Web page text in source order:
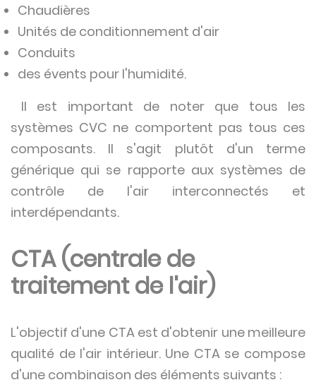
Chaudières
Unités de conditionnement d'air
Conduits
des évents pour l'humidité.
Il est important de noter que tous les
systèmes CVC ne comportent pas tous ces
composants. Il s'agit plutôt d'un terme
générique qui se rapporte aux systèmes de
contrôle de l'air interconnectés et
interdépendants.
CTA (centrale de
traitement de l'air)
L'objectif d'une CTA est d'obtenir une meilleure
qualité de l'air intérieur. Une CTA se compose
d'une combinaison des éléments suivants :